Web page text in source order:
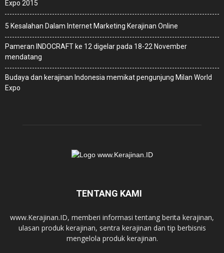
Expo 2015
5 Kesalahan Dalam Internet Marketing Kerajinan Online
Pameran INDOCRAFT ke 12 digelar pada 18-22 November
mendatang
Budaya dan kerajinan Indonesia memikat pengunjung Milan World
Expo
TENTANG KAMI
www.Kerajinan.ID, memberi informasi tentang berita kerajinan,
ulasan produk kerajinan, sentra kerajinan dan tip berbisnis
mengelola produk kerajinan.